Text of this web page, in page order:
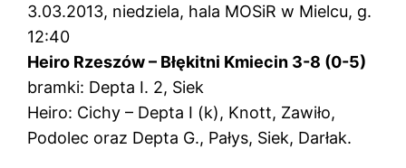
3.03.2013, niedziela, hala MOSiR w Mielcu, g.
12:40
Heiro Rzeszów – Błękitni Kmiecin 3-8 (0-5)
bramki: Depta I. 2, Siek
Heiro: Cichy – Depta I (k), Knott, Zawiło,
Podolec oraz Depta G., Pałys, Siek, Darłak.